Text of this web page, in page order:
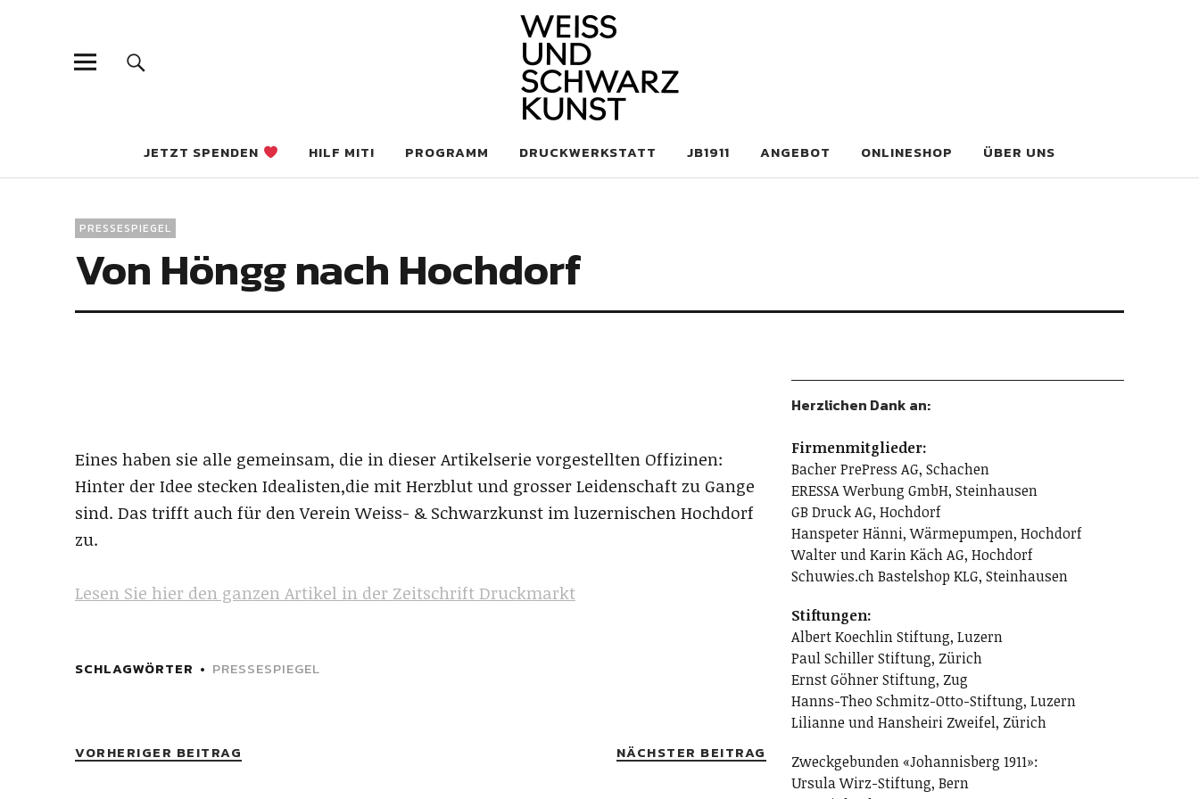
Weiss- und Schwarzkunst
JETZT SPENDEN HILF MIT! PROGRAMM DRUCKWERKSTATT JB1911 ANGEBOT ONLINESHOP ÜBER UNS
PRESSESPIEGEL
Von Höngg nach Hochdorf
Eines haben sie alle gemeinsam, die in dieser Artikelserie vorgestellten Offizinen:
Hinter der Idee stecken Idealisten,die mit Herzblut und grosser Leidenschaft zu Gange
sind. Das trifft auch für den Verein Weiss- & Schwarzkunst im luzernischen Hochdorf
zu.
Lesen Sie hier den ganzen Artikel in der Zeitschrift Druckmarkt
SCHLAGWÖRTER PRESSESPIEGEL
VORHERIGER BEITRAG NÄCHSTER BEITRAG
Herzlichen Dank an:
Firmenmitglieder:
Bacher PrePress AG, Schachen
ERESSA Werbung GmbH, Steinhausen
GB Druck AG, Hochdorf
Hanspeter Hänni, Wärmepumpen, Hochdorf
Walter und Karin Käch AG, Hochdorf
Schuwies.ch Bastelshop KLG, Steinhausen
Stiftungen:
Albert Koechlin Stiftung, Luzern
Paul Schiller Stiftung, Zürich
Ernst Göhner Stiftung, Zug
Hanns-Theo Schmitz-Otto-Stiftung, Luzern
Lilianne und Hansheiri Zweifel, Zürich
Zweckgebunden «Johannisberg 1911»:
Ursula Wirz-Stiftung, Bern